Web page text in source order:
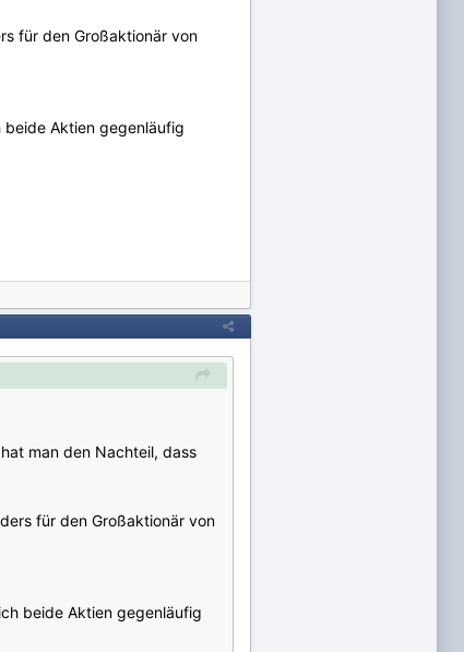
für den Großaktionär von
beide Aktien gegenläufig
man den Nachteil, dass
für den Großaktionär von
beide Aktien gegenläufig